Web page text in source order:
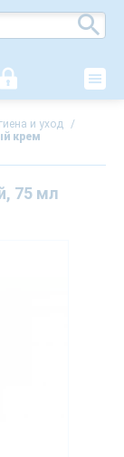
и уход /
крем
75 мл